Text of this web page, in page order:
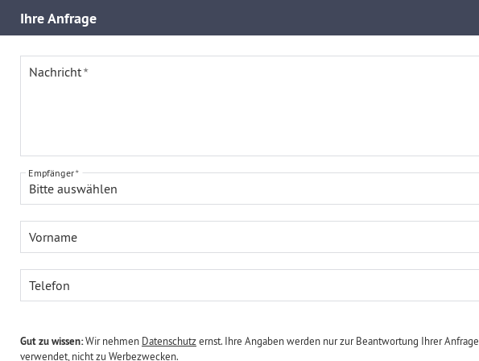
IhreAnfrage
Nachricht
Bitte auswählen
Empfänger
Vorname
Telefon
Gut zu wissen:Wir nehmen Datenschutzernst. Ihre Angaben werden nur zur Beantwortung Ihrer Anfrage
verwendet, nicht zu Werbezwecken.